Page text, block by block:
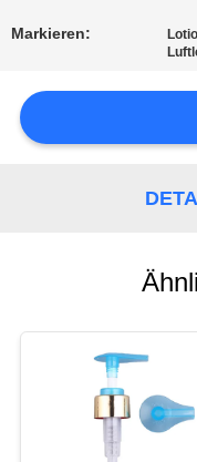
MIT
UNS
NACHRICHT
ANGEBOT
ANFORDERN
SITEMAP
Markieren: